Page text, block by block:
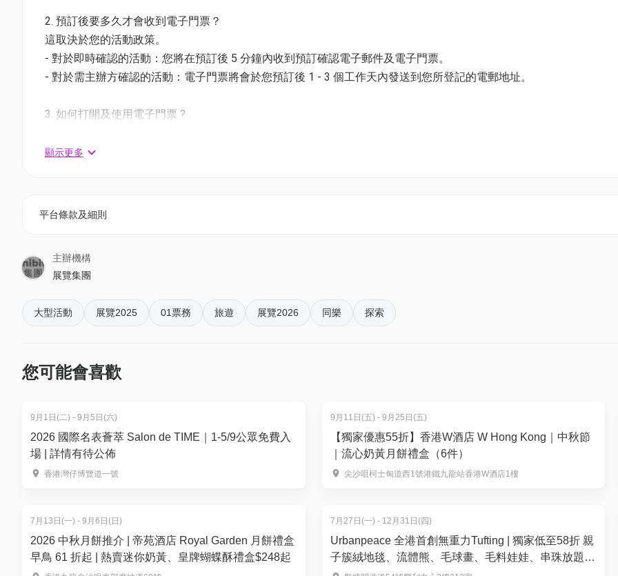
有機會獲得旅遊SIM卡（數量有限，派完即止）
多家專業旅遊機構參展及大量現場報名優惠
集合50多場旅遊相關講座及表演
互動遊戲「推喼王大賽」
博覽會將首次舉辦「旅．攝．展」，展示來自不同攝影師及旅遊愛好者的精彩作品
本次博覽會吸引了多家專業旅遊機構及觀光局參展（排名不分先後），包括KKday、呼倫貝爾文旅局、澳門特別行政區
同時，還有眾多旅行社及品牌（排名不分先後）參與，包括東瀛遊、縱橫遊、永安旅遊、翠明假期、尊賞假期、
華旅遊、美味假期、Travel Resources Limited、始運旅遊等，同時更得到本地商界的鼎力支持，包括Mastercard、the
CSL Mobile Limited及順豐速運等，聯手推動香港作為亞太區旅遊樞紐的發展潛力。
香港電視購物網絡有限公司將再次參展，現場人士透過HKTVmall進入到不同旅遊平台訂機票及酒店將有驚喜回贈。同
知名行李箱品牌 Samsonite將首次登場，聯同多家戶外用品品牌，為旅客提供即買即用的旅遊裝備，全面滿足旅行愛好
現場活動內容豐富多樣，包括50多場旅遊專題講座及表演，此外，全新互動遊戲「推喼王大賽」將首次登場，讓參加者
感受世界各地的節慶文化與歡樂氛圍，啟發更多旅遊靈感。
今年，大會更特別與《明報》合作推出 「遊學團探索區」，並於1月 30 日下午 4 時至 6 時半舉辦「全港傑出學校遊學
我們誠邀各界人士前來參觀，探索無窮的旅遊可能性，與來自全球的旅遊專家交流，開啟您的下一次冒險！此次博覽
加者提供全面而多元的旅遊解決方案，實現「即買即玩、即飛即住」的理想旅程，共赴一場難忘的旅遊盛事，感受世
2. 預訂後要多久才會收到電子門票？
這取決於您的活動政策。
- 對於即時確認的活動：您將在預訂後 5 分鐘內收到預訂確認電子郵件及電子門票。
- 對於需主辦方確認的活動：電子門票將會於您預訂後 1 - 3 個工作天內發送到您所登記的電郵地址。
3. 如何打開及使用電子門票 ?
相關活動電子門票；
4. 我預訂了活動，但還沒收到確認電郵，該怎樣辦？
5. 下單後，我可以修改訂單或申請退款嗎？
訂單確認後，不設修改及退款，如需更多協助，請電郵到 01space@hk01.com。
6. 如何賺取及使用 01 積分？
顯示更多
平台條款及細則
主辦機構
展覽集團
大型活動 展覽2025 01票務 旅遊 展覽2026 同樂 探索
您可能會喜歡
9月1日(二) - 9月5日(六)
2026 國際名表薈萃 Salon de TIME｜1-5/9公眾免費入
場 | 詳情有待公佈
香港灣仔博覽道一號
9月11日(五) - 9月25日(五)
【獨家優惠55折】香港W酒店 W Hong Kong｜中秋節
｜流心奶黃月餅禮盒（6件）
尖沙咀柯士甸道西1號港鐵九龍站香港W酒店1樓
7月13日(一) - 9月6日(日)
2026 中秋月餅推介 | 帝苑酒店 Royal Garden 月餅禮盒
早鳥 61 折起 | 熱賣迷你奶黃、皇牌蝴蝶酥禮盒$248起
7月27日(一) - 12月31日(四)
Urbanpeace 全港首創無重力Tufting | 獨家低至58折 親
子簇絨地毯、流體熊、毛球畫、毛料娃娃、串珠放題、
銀戒指製作 | 觀塘